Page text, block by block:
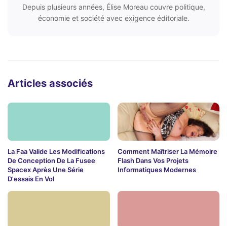
Depuis plusieurs années, Élise Moreau couvre politique,
économie et société avec exigence éditoriale.
Articles associés
La Faa Valide Les Modifications
De Conception De La Fusee
Spacex Après Une Série
D'essais En Vol
Comment Maîtriser La Mémoire
Flash Dans Vos Projets
Informatiques Modernes